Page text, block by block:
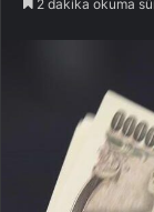
2 dakika okuma